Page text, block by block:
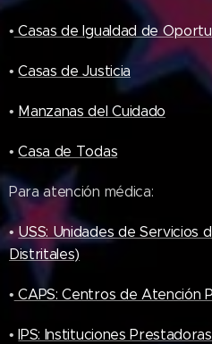
• Casas de Igualdad de
•Casas de Justicia
• Manzanas del Cuidado
•Casa de Todas
Para atención médica:
•USS: Unidades de Servicios
Distritales)
• CAPS: Centros de Atención
•IPS: Instituciones